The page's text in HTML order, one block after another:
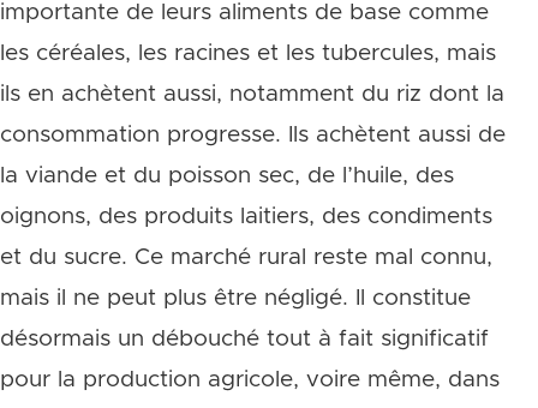
importante de leurs aliments de base comme
les céréales, les racines et les tubercules, mais
ils en achètent aussi, notamment du riz dont la
consommation progresse. Ils achètent aussi de
la viande et du poisson sec, de l’huile, des
oignons, des produits laitiers, des condiments
et du sucre. Ce marché rural reste mal connu,
mais il ne peut plus être négligé. Il constitue
désormais un débouché tout à fait significatif
pour la production agricole, voire même, dans